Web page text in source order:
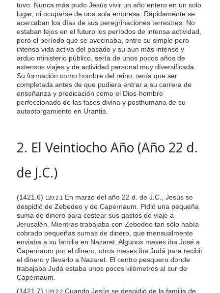
tuvo. Nunca más pudo Jesús vivir un año entero en un solo
lugar, ni ocuparse de una sola empresa. Rápidamente se
acercaban los días de sus peregrinaciones terrestres. No
estaban lejos en el futuro los períodos de intensa actividad,
pero el período que se avecinaba, entre su simple pero
intensa vida activa del pasado y su aun más intenso y
arduo ministerio público, sería de unos pocos años de
extensos viajes y de actividad personal muy diversificada.
Su formación como hombre del reino, tenía que ser
completada antes de que pudiera entrar a su carrera de
enseñanza y predicación como el Dios-hombre
perfeccionado de las fases divina y posthumana de su
autootorgamiento en Urantia.
2. El Veintiocho Año (Año 22 d.
de J.C.)
(1421.6) 129:2.1 En marzo del año 22 d. de J.C., Jesús se
despidió de Zebedeo y de Capernaum. Pidió una pequeña
suma de dinero para costear sus gastos de viaje a
Jerusalén. Mientras trabajaba con Zebedeo tan sólo había
cobrado pequeñas sumas de dinero, que mensualmente
enviaba a su familia en Nazaret. Algunos meses iba José a
Capernaum por el dinero, otros meses iba Judá para recibir
el dinero y llevarlo a Nazaret. El centro pesquero donde
trabajaba Judá estaba unos pocos kilómetros al sur de
Capernaum.
(1421.7) 129:2.2Cuando Jesús se despidió de la familia de